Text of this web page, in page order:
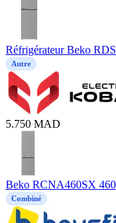
Réfrigérateur Beko
Autre
5.750 MAD
Beko RCNA460SX
Combiné